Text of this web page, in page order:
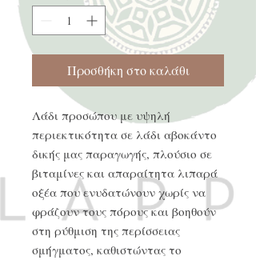
Προσθήκη στο καλάθι
Λάδι προσώπου με υψηλή
περιεκτικότητα σε λάδι αβοκάντο
δικής μας παραγωγής, πλούσιο σε
βιταμίνες και απαραίτητα λιπαρά
οξέα που ενυδατώνουν χωρίς να
φράζουν τους πόρους και βοηθούν
στη ρύθμιση της περίσσειας
σμήγματος, καθιστώντας το